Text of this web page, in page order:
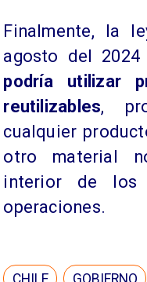
Finalmente, la
agosto del 2024
podría utilizar
reutilizables,
cualquier
otro material
interior de los
operaciones.
CHILE
GOBIERNO